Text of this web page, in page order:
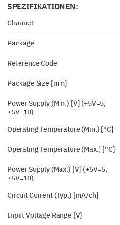
SPEZIFIKATIONEN:
Channel
Package
Reference Code
Package Size [mm]
Power Supply (Min.) [V] (+5V=5,
±5V=10)
Operating Temperature (Min.) [°C]
Operating Temperature (Max.) [°C]
Power Supply (Max.) [V] (+5V=5,
±5V=10)
Circuit Current (Typ.) [mA/ch]
Input Voltage Range [V]